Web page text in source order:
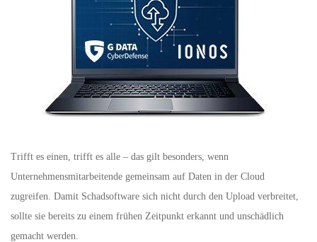
Trifft es einen, trifft es alle – das gilt besonders, wenn
Unternehmensmitarbeitende gemeinsam auf Daten in der Cloud
zugreifen. Damit Schadsoftware sich nicht durch den Upload verbreitet,
sollte sie bereits zu einem frühen Zeitpunkt erkannt und unschädlich
gemacht werden.